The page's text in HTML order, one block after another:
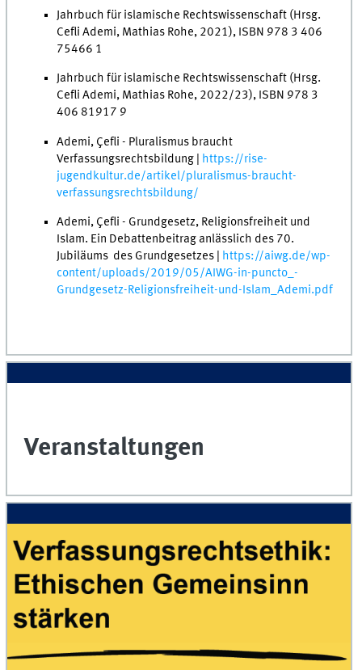
Jahrbuch für islamische Rechtswissenschaft (Hrsg.
Cefli Ademi, Mathias Rohe, 2021), ISBN 978 3 406
75466 1
Jahrbuch für islamische Rechtswissenschaft (Hrsg.
Cefli Ademi, Mathias Rohe, 2022/23), ISBN 978 3
406 81917 9
Ademi, Çefli - Pluralismus braucht
Verfassungsrechtsbildung |
https://rise-
jugendkultur.de/artikel/pluralismus-braucht-
verfassungsrechtsbildung/
Ademi, Çefli - Grundgesetz, Religionsfreiheit und
Islam. Ein Debattenbeitrag anlässlich des 70.
Jubiläums des Grundgesetzes |
https://aiwg.de/wp-
content/uploads/2019/05/AIWG-in-puncto_-
Grundgesetz-Religionsfreiheit-und-Islam_Ademi.pdf
Veranstaltungen